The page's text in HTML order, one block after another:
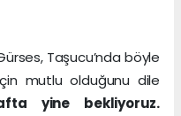
Taşucu’nda böyle
mutlu olduğunu dile
yine bekliyoruz.